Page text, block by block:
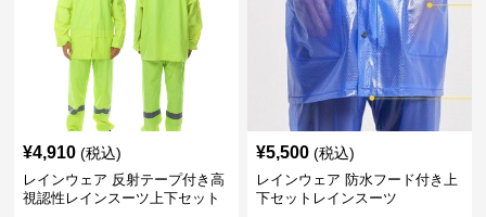
¥4,910 (税込)
レインウェア 反射テープ付き高
視認性レインスーツ上下セット
¥5,500 (税込)
レインウェア 防水フード付き上
下セットレインスーツ